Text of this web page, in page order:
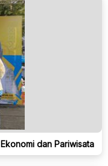
dan Pariwisata